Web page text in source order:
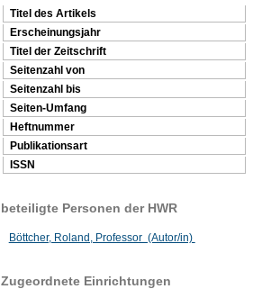
Titel des Artikels
Erscheinungsjahr
Titel der Zeitschrift
Seitenzahl von
Seitenzahl bis
Seiten-Umfang
Heftnummer
Publikationsart
ISSN
beteiligte Personen der HWR
Böttcher, Roland, Professor (Autor/in)
Zugeordnete Einrichtungen